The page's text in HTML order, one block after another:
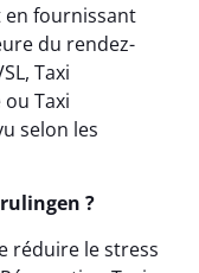
en fournissant
du rendez-
Taxi
Taxi
selon les
?
réduire le stress